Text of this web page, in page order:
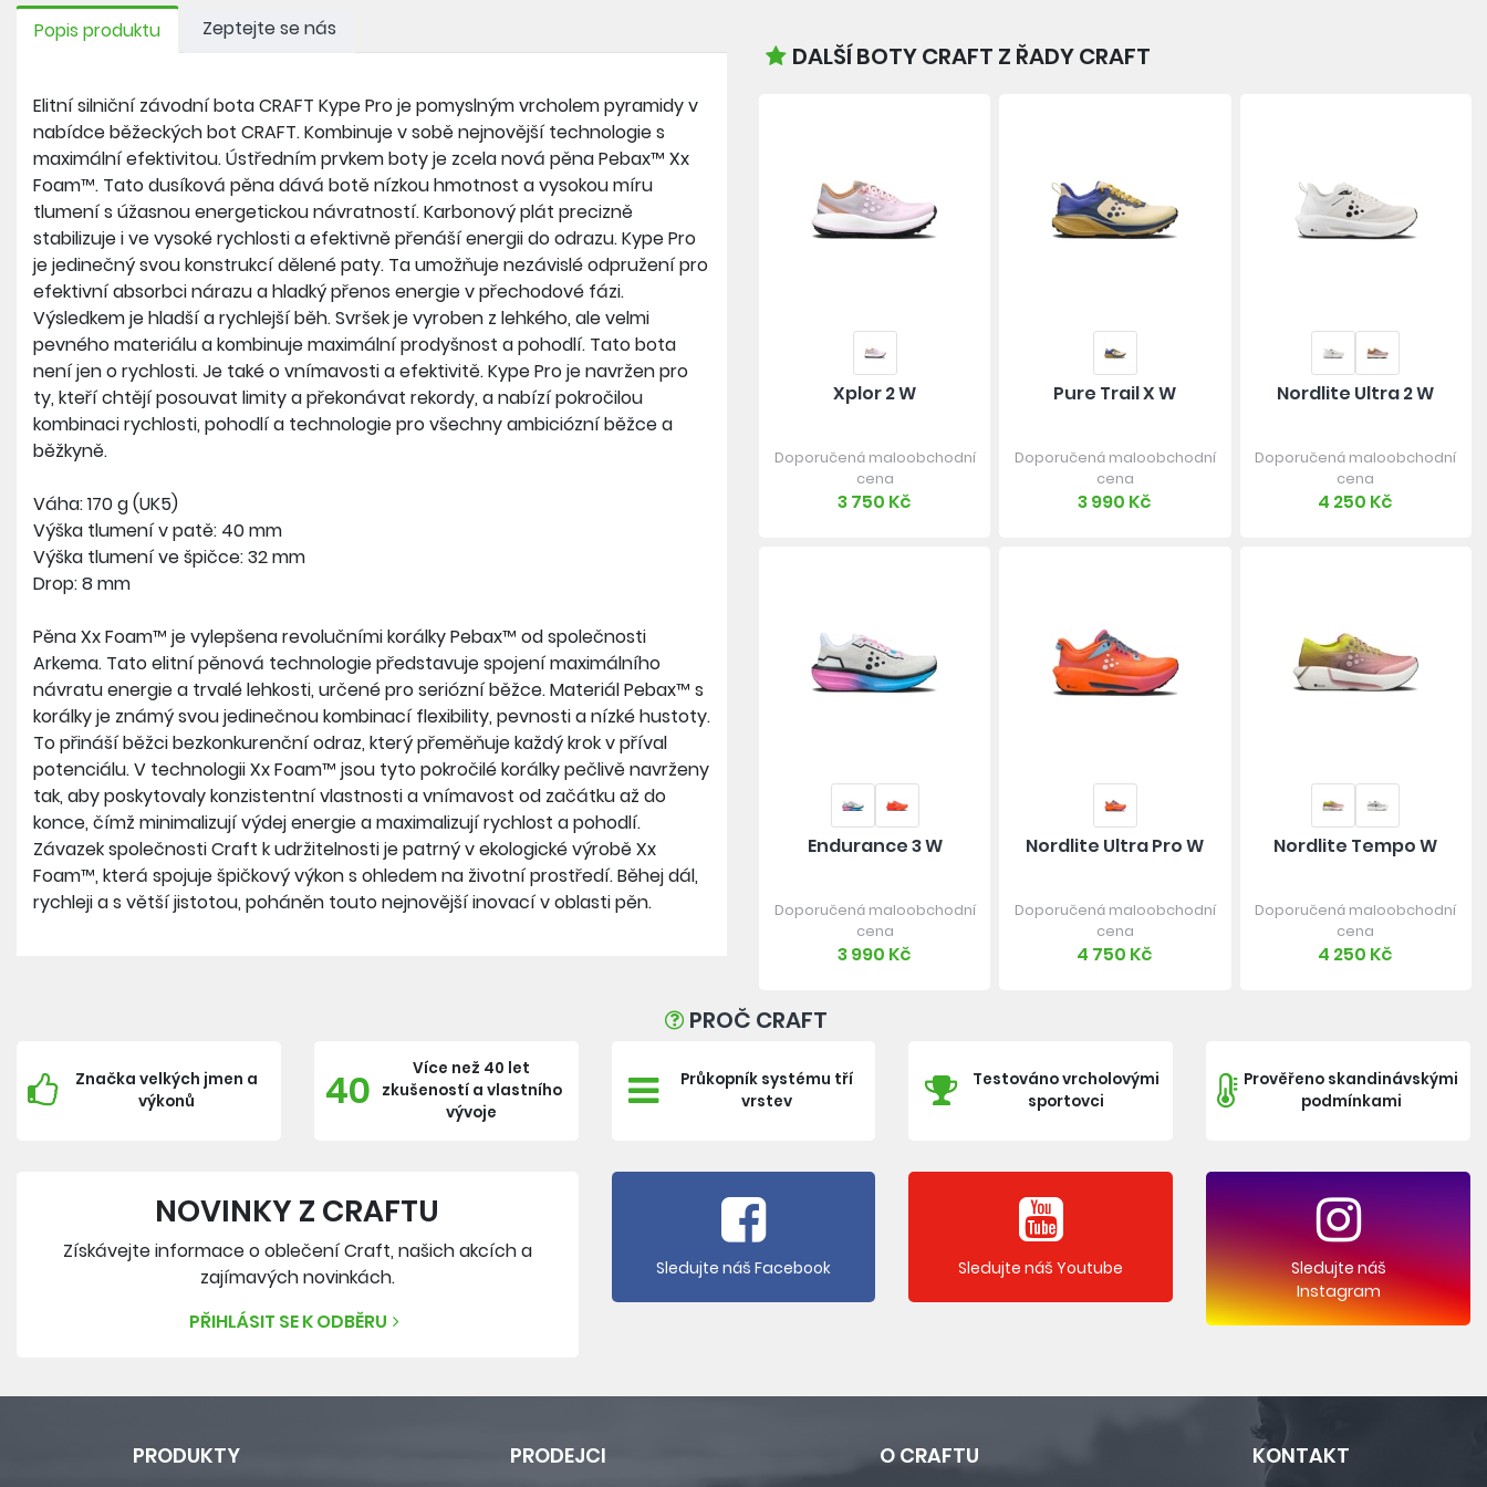
Popis produktu Zeptejte se nás
Elitní silniční závodní bota CRAFT Kype Pro je pomyslným vrcholem pyramidy v
nabídce běžeckých bot CRAFT. Kombinuje v sobě nejnovější technologie s
maximální efektivitou. Ústředním prvkem boty je zcela nová pěna Pebax™ Xx
Foam™. Tato dusíková pěna dává botě nízkou hmotnost a vysokou míru
tlumení s úžasnou energetickou návratností. Karbonový plát precizně
stabilizuje i ve vysoké rychlosti a efektivně přenáší energii do odrazu. Kype Pro
je jedinečný svou konstrukcí dělené paty. Ta umožňuje nezávislé odpružení pro
efektivní absorbci nárazu a hladký přenos energie v přechodové fázi.
Výsledkem je hladší a rychlejší běh. Svršek je vyroben z lehkého, ale velmi
pevného materiálu a kombinuje maximální prodyšnost a pohodlí. Tato bota
není jen o rychlosti. Je také o vnímavosti a efektivitě. Kype Pro je navržen pro
ty, kteří chtějí posouvat limity a překonávat rekordy, a nabízí pokročilou
kombinaci rychlosti, pohodlí a technologie pro všechny ambiciózní běžce a
běžkyně.
Váha: 170 g (UK5)
Výška tlumení v patě: 40 mm
Výška tlumení ve špičce: 32 mm
Drop: 8 mm
Pěna Xx Foam™ je vylepšena revolučními korálky Pebax™ od společnosti
Arkema. Tato elitní pěnová technologie představuje spojení maximálního
návratu energie a trvalé lehkosti, určené pro seriózní běžce. Materiál Pebax™ s
korálky je známý svou jedinečnou kombinací flexibility, pevnosti a nízké hustoty.
To přináší běžci bezkonkurenční odraz, který přeměňuje každý krok v příval
potenciálu. V technologii Xx Foam™ jsou tyto pokročilé korálky pečlivě navrženy
tak, aby poskytovaly konzistentní vlastnosti a vnímavost od začátku až do
konce, čímž minimalizují výdej energie a maximalizují rychlost a pohodlí.
Závazek společnosti Craft k udržitelnosti je patrný v ekologické výrobě Xx
Foam™, která spojuje špičkový výkon s ohledem na životní prostředí. Běhej dál,
rychleji a s větší jistotou, poháněn touto nejnovější inovací v oblasti pěn.
DALŠÍ BOTY CRAFT Z ŘADY CRAFT
Xplor 2 W
Doporučená maloobchodní
cena
3 750 Kč
Pure Trail X W
Doporučená maloobchodní
cena
3 990 Kč
Nordlite Ultra 2 W
Doporučená maloobchodní
cena
4 250 Kč
Endurance 3 W
Doporučená maloobchodní
cena
3 990 Kč
Nordlite Ultra Pro W
Doporučená maloobchodní
cena
4 750 Kč
Nordlite Tempo W
Doporučená maloobchodní
cena
4 250 Kč
PROČ CRAFT
Značka velkých jmen a
výkonů
40
Více než 40 let
zkušeností a vlastního
vývoje
Průkopník systému tří
vrstev
Testováno vrcholovými
sportovci
Prověřeno skandinávskými
podmínkami
NOVINKY Z CRAFTU
Získávejte informace o oblečení Craft, našich akcích a
zajímavých novinkách.
PŘIHLÁSIT SE K ODBĚRU
Sledujte náš Facebook Sledujte náš Youtube
Sledujte náš
Instagram
PRODUKTY PRODEJCI O CRAFTU KONTAKT